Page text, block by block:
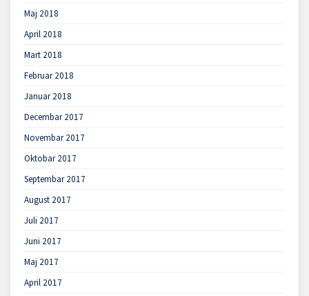
Maj 2018
April 2018
Mart 2018
Februar 2018
Januar 2018
Decembar 2017
Novembar 2017
Oktobar 2017
Septembar 2017
August 2017
Juli 2017
Juni 2017
Maj 2017
April 2017